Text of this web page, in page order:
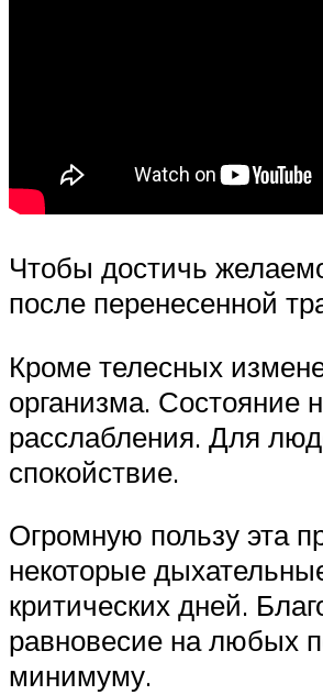
Чтобы достичь
после перенесенной
Кроме телесных
организма. Состояние
расслабления. Для
спокойствие.
Огромную пользу эта
некоторые
критических дней.
равновесие на любых
минимуму.